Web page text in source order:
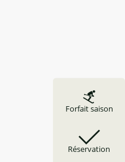
Forfait saison
Réservation